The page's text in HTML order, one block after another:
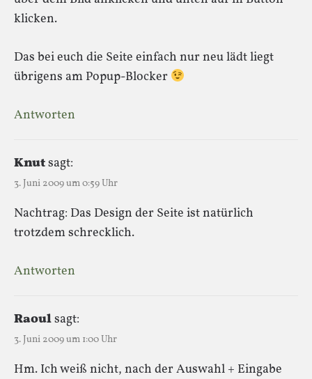
klicken.
Das bei euch die Seite einfach nur neu lädt liegt
übrigens am Popup-Blocker
Antworten
Knutsagt:
3. Juni 2009 um 0:59 Uhr
Nachtrag: Das Design der Seite ist natürlich
trotzdem schrecklich.
Antworten
Raoulsagt:
3. Juni 2009 um 1:00 Uhr
Hm. Ich weiß nicht, nach der Auswahl + Eingabe